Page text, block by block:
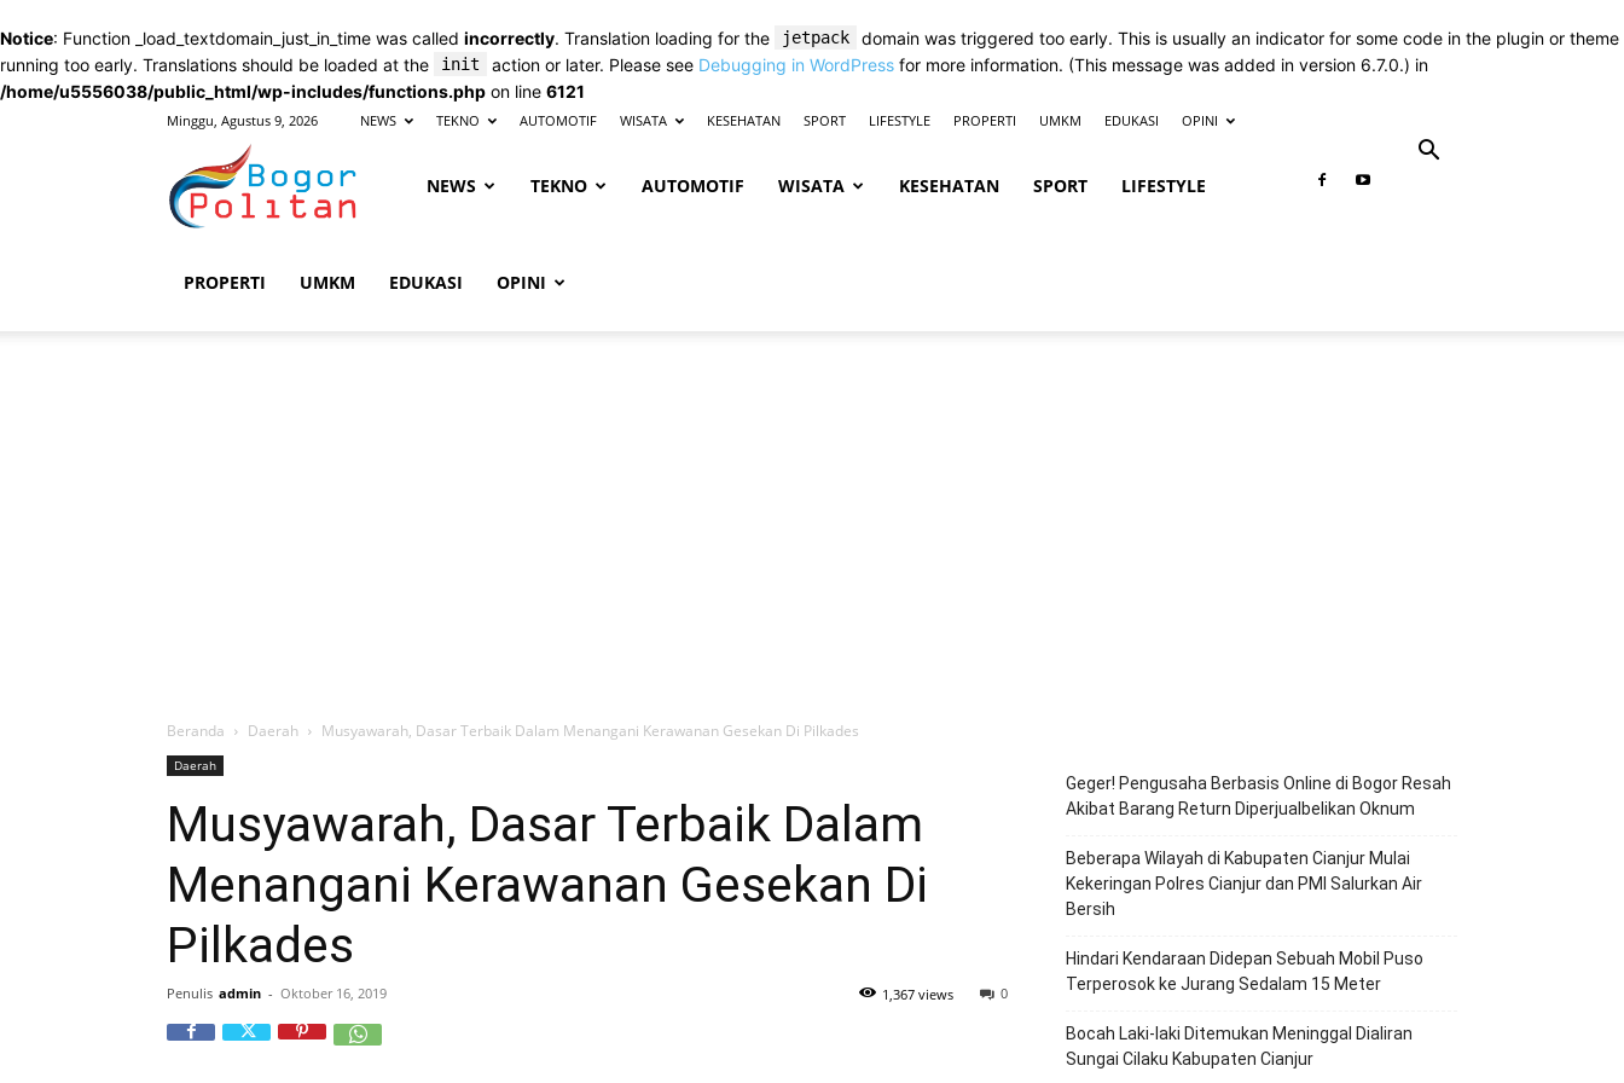
Notice: Function _load_textdomain_just_in_time was called incorrectly. Translation loading for the jetpack
domain was triggered too early. This is usually an indicator for some code in the plugin or theme
running too early. Translations should be loaded at the
init action or later. Please see Debugging in WordPress for more information. (This message was added in version 6.7.0.) in
/home/u5556038/public_html/wp-includes/functions.php on line 6121
Minggu, Agustus 9, 2026 NEWS TEKNO AUTOMOTIF WISATA KESEHATAN SPORT LIFESTYLE PROPERTI UMKM EDUKASI OPINI
Bogorpolitan
NEWS TEKNO AUTOMOTIF WISATA KESEHATAN SPORT LIFESTYLE
PROPERTI UMKM EDUKASI OPINI
Beranda Daerah Musyawarah, Dasar Terbaik Dalam Menangani Kerawanan Gesekan Di Pilkades
Daerah
Musyawarah, Dasar Terbaik Dalam
Menangani Kerawanan Gesekan Di
Pilkades
Penulis admin - Oktober 16, 2019 0
1,367 views
Geger! Pengusaha Berbasis Online di Bogor Resah
Akibat Barang Return Diperjualbelikan Oknum
Beberapa Wilayah di Kabupaten Cianjur Mulai
Kekeringan Polres Cianjur dan PMI Salurkan Air
Bersih
Hindari Kendaraan Didepan Sebuah Mobil Puso
Terperosok ke Jurang Sedalam 15 Meter
Bocah Laki-laki Ditemukan Meninggal Dialiran
Sungai Cilaku Kabupaten Cianjur